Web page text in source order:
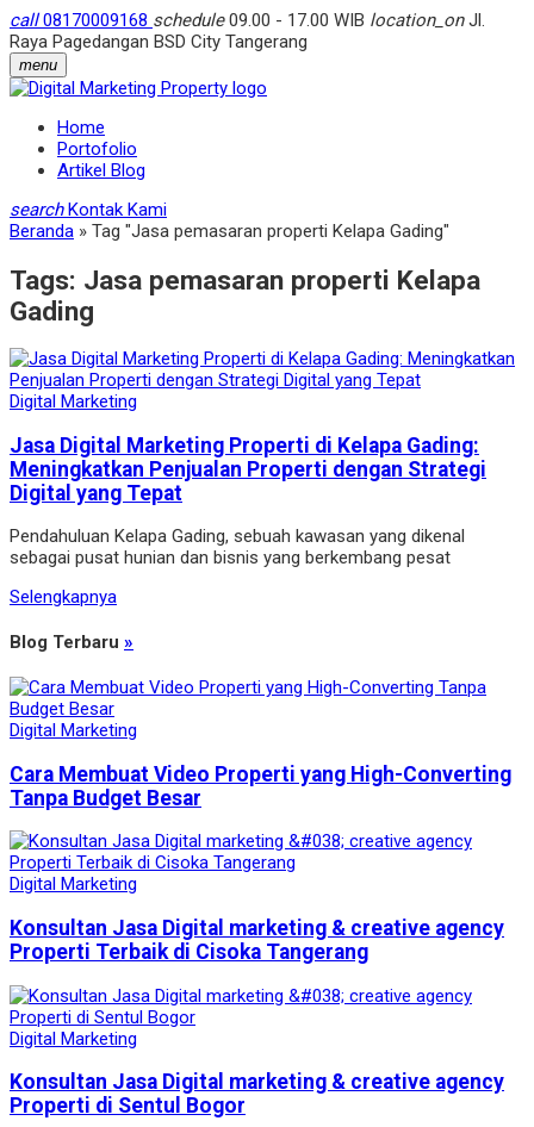
call08170009168 schedule09.00 - 17.00 WIB location_onJl.
Raya Pagedangan BSD City Tangerang
menu
Home
Portofolio
Artikel Blog
search Kontak Kami
Beranda » Tag "Jasa pemasaran properti Kelapa Gading"
Tags: Jasa pemasaran properti Kelapa
Gading
Digital Marketing
Jasa Digital Marketing Properti di Kelapa Gading:
Meningkatkan Penjualan Properti dengan Strategi
Digital yang Tepat
Pendahuluan Kelapa Gading, sebuah kawasan yang dikenal
sebagai pusat hunian dan bisnis yang berkembang pesat
Selengkapnya
Blog Terbaru »
Digital Marketing
Cara Membuat Video Properti yang High-Converting
Tanpa Budget Besar
Digital Marketing
Konsultan Jasa Digital marketing & creative agency
Properti Terbaik di Cisoka Tangerang
Digital Marketing
Konsultan Jasa Digital marketing & creative agency
Properti di Sentul Bogor